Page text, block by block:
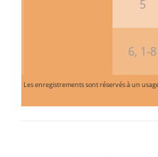
5
6, 1-8
Les enregistrements sont réservés à un